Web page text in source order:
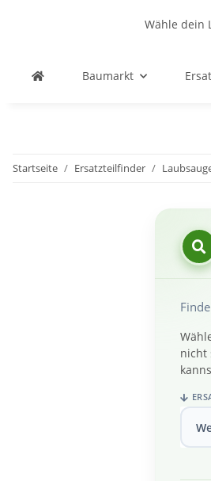
Wähle dein
Baumarkt
Startseite Ersatzteilfinder
nicht